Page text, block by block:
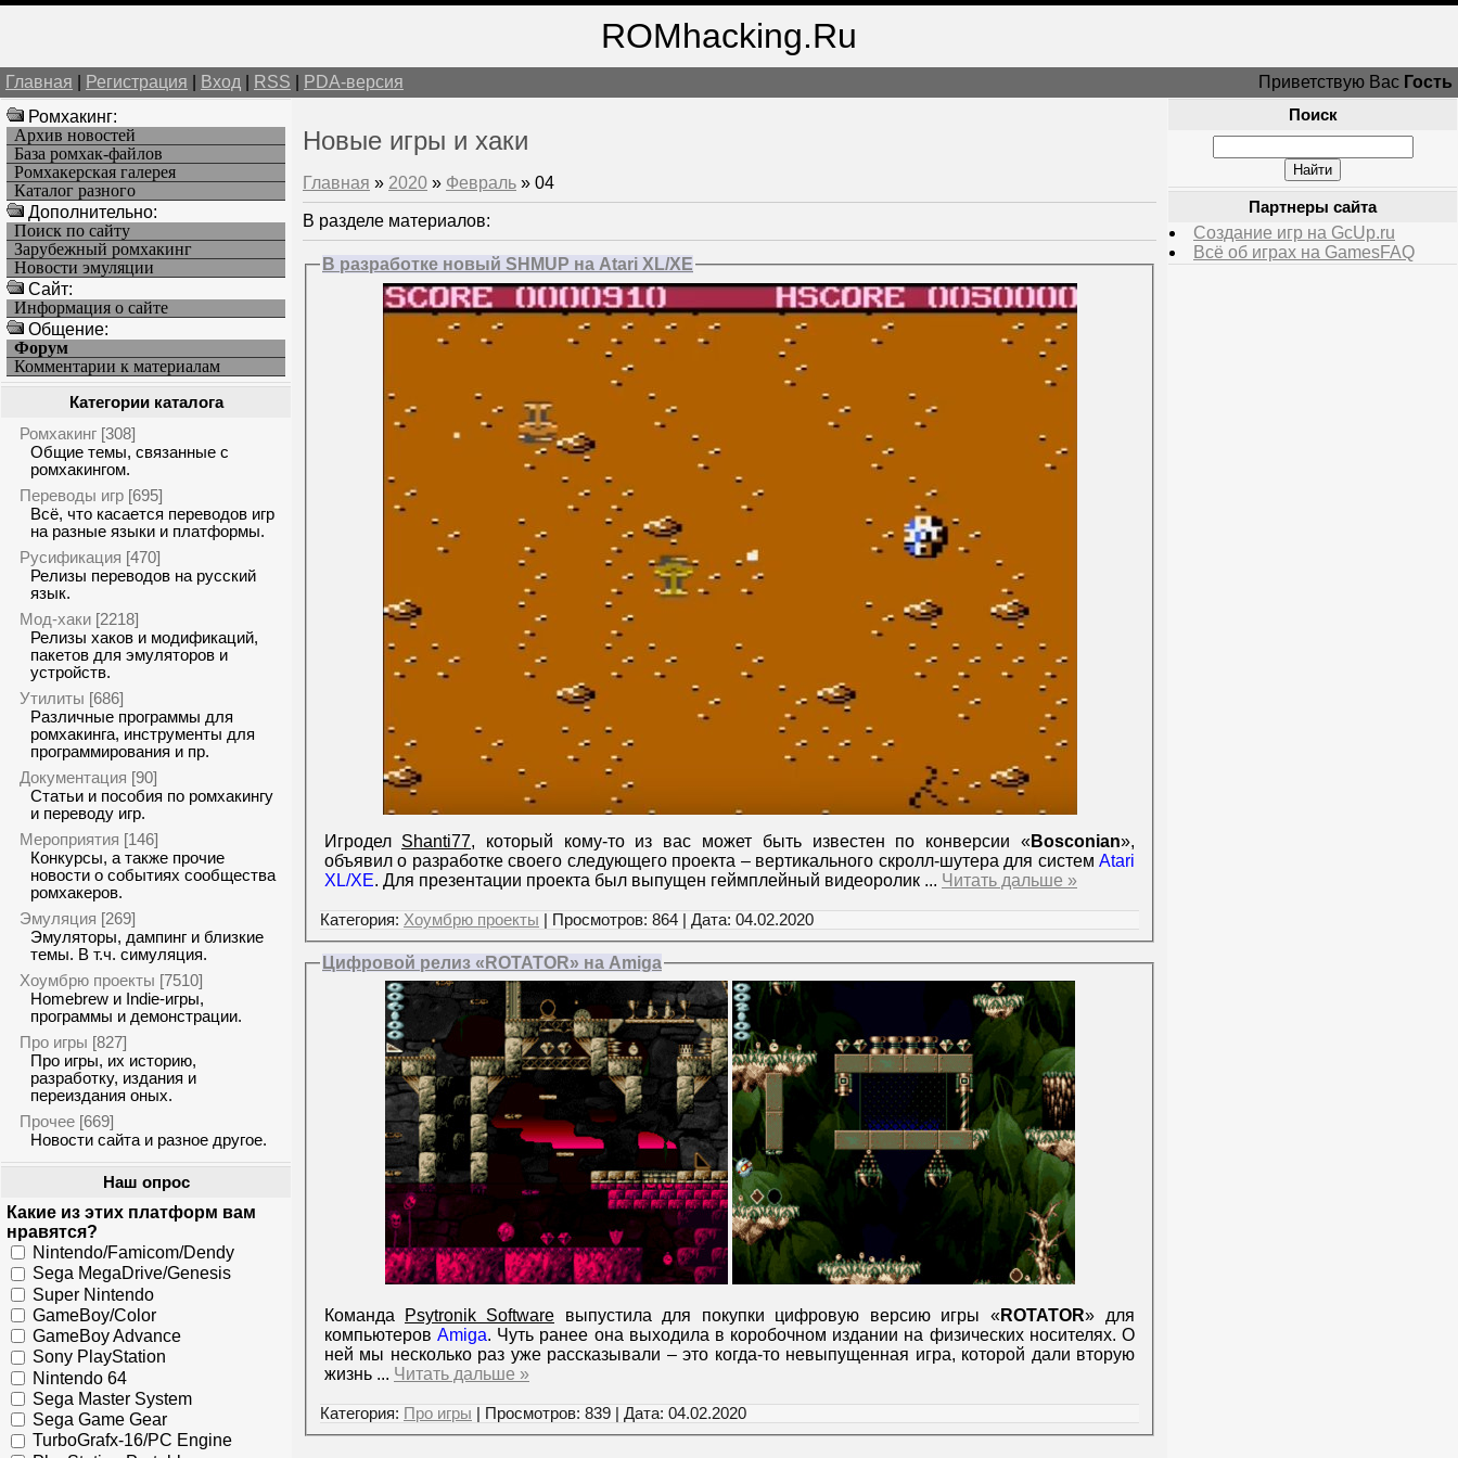
ROMhacking.Ru
Главная Регистрация Вход RSS PDA-версия Приветствую Вас Гость
Ромхакинг:
Архив новостей
База ромхак-файлов
Ромхакерская галерея
Каталог разного
Дополнительно:
Поиск по сайту
Зарубежный ромхакинг
Новости эмуляции
Cайт:
Информация о сайте
Общение:
Форум
Комментарии к материалам
Категории каталога
Ромхакинг [308]
Общие темы, связанные с
ромхакингом.
Переводы игр [695]
Всё, что касается переводов игр
на разные языки и платформы.
Русификация [470]
Релизы переводов на русский
язык.
Мод-хаки [2218]
Релизы хаков и модификаций,
пакетов для эмуляторов и
устройств.
Утилиты [686]
Различные программы для
ромхакинга, инструменты для
программирования и пр.
Документация [90]
Статьи и пособия по ромхакингу
и переводу игр.
Мероприятия [146]
Конкурсы, а также прочие
новости о событиях сообщества
ромхакеров.
Эмуляция [269]
Эмуляторы, дампинг и близкие
темы. В т.ч. симуляция.
Хоумбрю проекты [7510]
Homebrew и Indie-игры,
программы и демонстрации.
Про игры [827]
Про игры, их историю,
разработку, издания и
переиздания оных.
Прочее [669]
Новости сайта и разное другое.
Наш опрос
Какие из этих платформ вам
нравятся?
Nintendo/Famicom/Dendy
Sega MegaDrive/Genesis
Super Nintendo
GameBoy/Color
GameBoy Advance
Sony PlayStation
Nintendo 64
Sega Master System
Sega Game Gear
TurboGrafx-16/PC Engine
Новые игры и хаки
Главная » 2020 » Февраль » 04
В разделе материалов:
В разработке новый SHMUP на Atari XL/XE
Игродел Shanti77, который кому-то из вас может быть известен по конверсии «Bosconian»,
объявил о разработке своего следующего проекта – вертикального скролл-шутера для систем Atari
XL/XE. Для презентации проекта был выпущен геймплейный видеоролик ... Читать дальше »
Категория: Хоумбрю проекты | Просмотров: 864 | Дата: 04.02.2020
Цифровой релиз «ROTATOR» на Amiga
Команда Psytronik Software выпустила для покупки цифровую версию игры «ROTATOR» для
компьютеров Amiga. Чуть ранее она выходила в коробочном издании на физических носителях. О
ней мы несколько раз уже рассказывали – это когда-то невыпущенная игра, которой дали вторую
жизнь ... Читать дальше »
Категория: Про игры | Просмотров: 839 | Дата: 04.02.2020
Поиск
Партнеры сайта
Создание игр на GcUp.ru
Всё об играх на GamesFAQ